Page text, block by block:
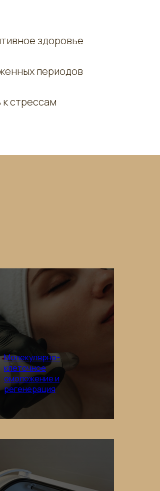
здоровье
периодов
стрессам
Молекулярно-
клеточное
омоложение и
регенерация
Подробнее